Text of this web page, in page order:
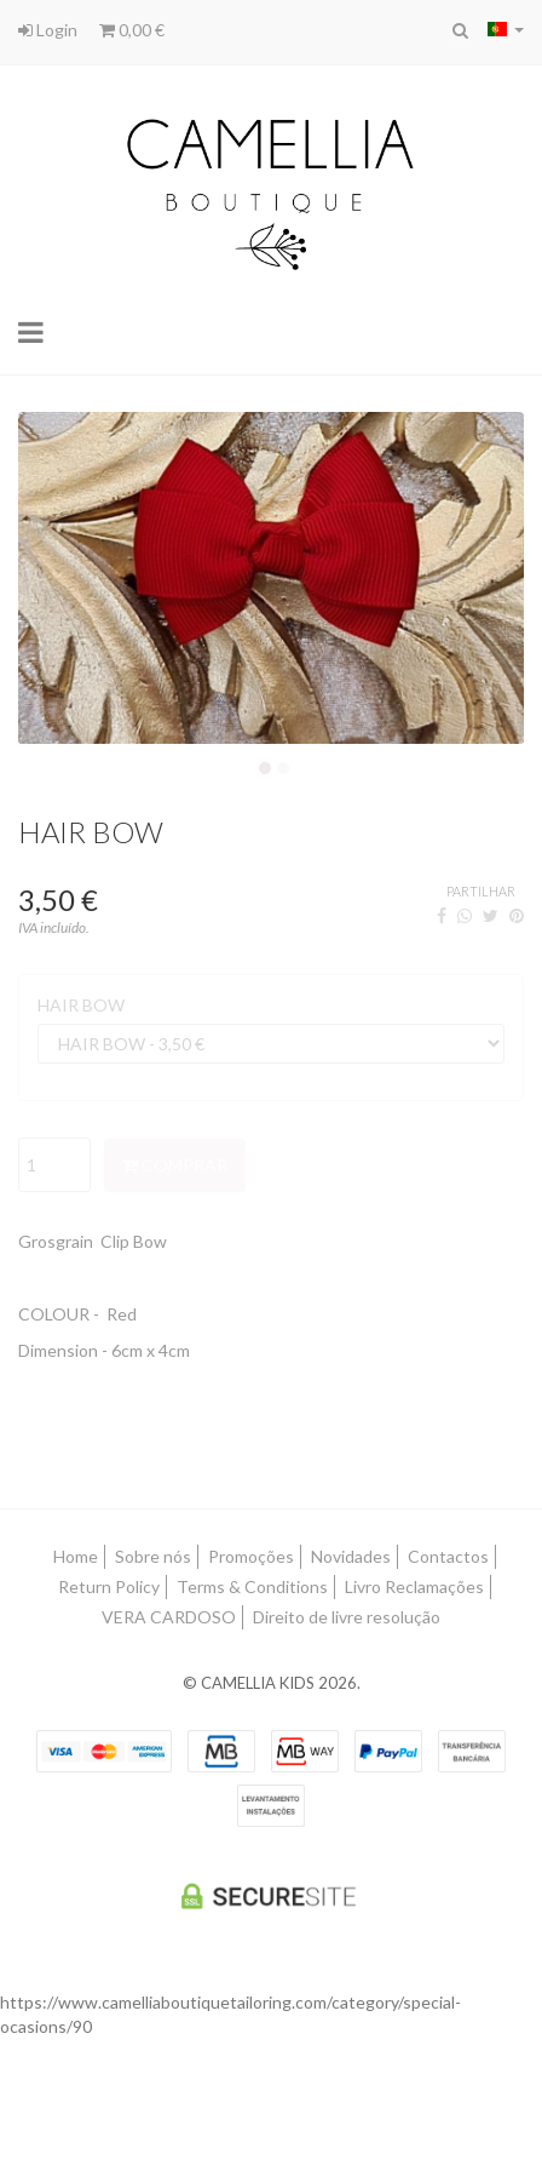
Login 0,00 €
Toggle
HAIR BOW
3,50 €
IVA incluído.
PARTILHAR
HAIR BOW
Grosgrain Clip Bow
COLOUR - Red
Dimension - 6cm x 4cm
Home Sobre nós Promoções Novidades
Contactos
Return Policy
Terms & Conditions
Livro Reclamações
VERA CARDOSO
Direito de livre resolução
© CAMELLIA KIDS 2026.
https://www.camelliaboutiquetailoring.com/category/special-
ocasions/90